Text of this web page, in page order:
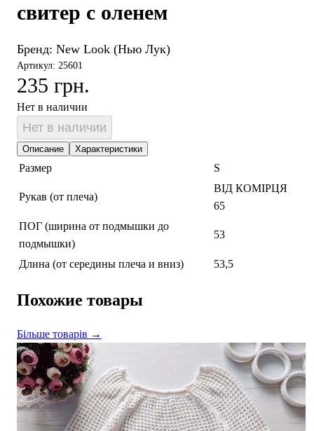
свитер с оленем
Бренд: New Look (Нью Лук)
Артикул: 25601
235 грн.
Нет в наличии
Нет в наличии
Описание Характеристики
Размер S
Рукав (от плеча)
ВІД КОМІРЦЯ
65
ПОГ (ширина от подмышки до
подмышки)
53
Длина (от середины плеча и вниз) 53,5
Похожие товары
Більше товарів →